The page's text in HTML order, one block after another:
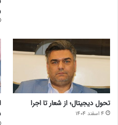
تحول دیجیتال؛ از شعار تا اجرا
4 اسفند 1404